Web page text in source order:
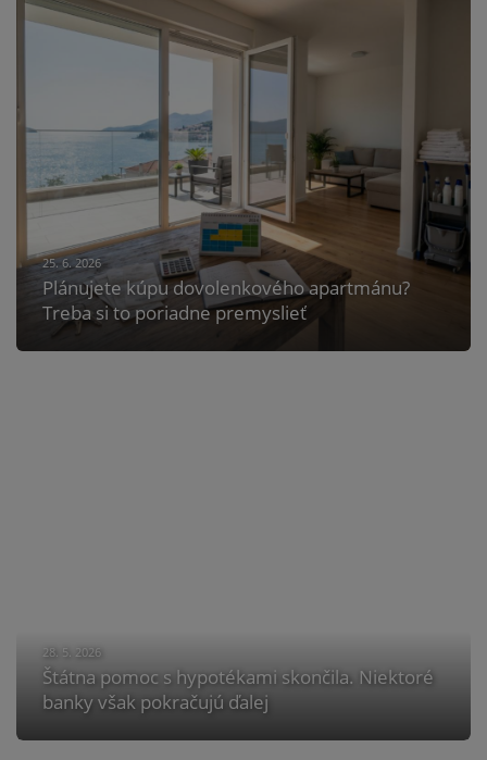
25. 6. 2026
Plánujete kúpu dovolenkového apartmánu?
Treba si to poriadne premyslieť
28. 5. 2026
Štátna pomoc s hypotékami skončila. Niektoré
banky však pokračujú ďalej